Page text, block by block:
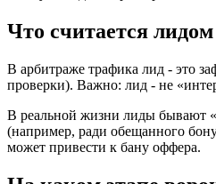
Что считается
В арбитраже трафика лид - это
проверки). Важно: лид - не
В реальной жизни лиды бывают
(например, ради обещанного
может привести к бану оффера.